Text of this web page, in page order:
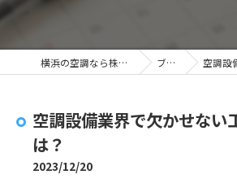
横浜の空調なら株式会社YKS ブログ 空調設備
空調設備業界で欠かせない
は？
2023/12/20